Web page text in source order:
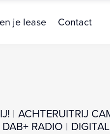
je lease Contact
| ACHTERUITRIJ
RADIO |